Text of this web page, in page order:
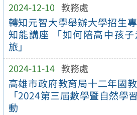
2024-12-10 教務處
轉知元智大學舉辦大學招生
知能講座 「如何陪高中孩
旅」
2024-11-14 教務處
高雄市政府教育局十二年國
「2024第三屆數學暨自然學
動